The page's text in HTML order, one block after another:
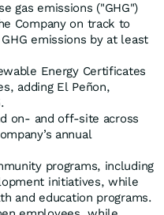
gas emissions ("GHG")
Company on track to
emissions by at least
Energy Certificates
adding El Peñon,
on- and off-site across
annual
programs, including
initiatives, while
and education programs.